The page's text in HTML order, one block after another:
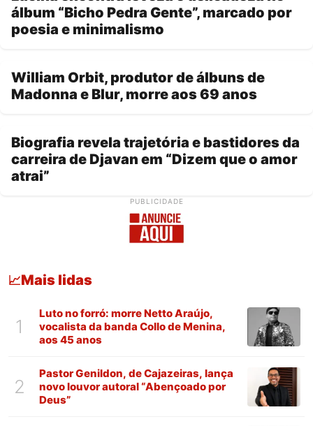
álbum “Bicho Pedra Gente”, marcado por
poesia e minimalismo
William Orbit, produtor de álbuns de
Madonna e Blur, morre aos 69 anos
Biografia revela trajetória e bastidores da
carreira de Djavan em “Dizem que o amor
atrai”
PUBLICIDADE
📈Mais lidas
1
Luto no forró: morre Netto Araújo,
vocalista da banda Collo de Menina,
aos 45 anos
2
Pastor Genildon, de Cajazeiras, lança
novo louvor autoral “Abençoado por
Deus”